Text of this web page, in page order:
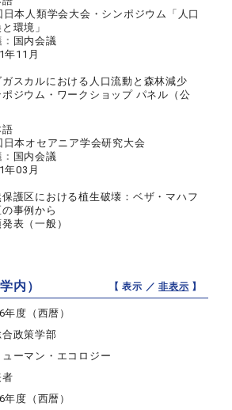
日本人類学会大会・シンポジウム「人口
環境」
国内会議
年11月
ガスカルにおける人口流動と森林減少
ポジウム・ワークショップ パネル（公
語
日本オセアニア学会研究大会
国内会議
年03月
保護区における植生破壊：ベザ・マハフ
事例から
表（一般）
内） 【 表示 ／非表示 】
年度（西暦）
合政策学部
ューマン・エコロジー
者
年度（西暦）